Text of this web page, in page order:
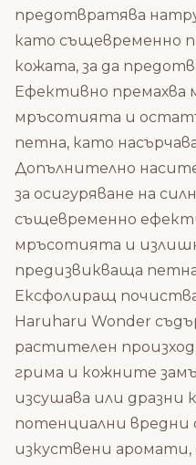
предотвратява
като същевременно
кожата, за да
Ефективно премахва
мръсотията и
петна, като
Допълнително
за осигуряване на
същевременно
мръсотията и
предизвикваща
Ексфолиращ
Haruharu Wonder
растителен произход
грима и кожните
изсушава или дразни
потенциални вредни
изкуствени